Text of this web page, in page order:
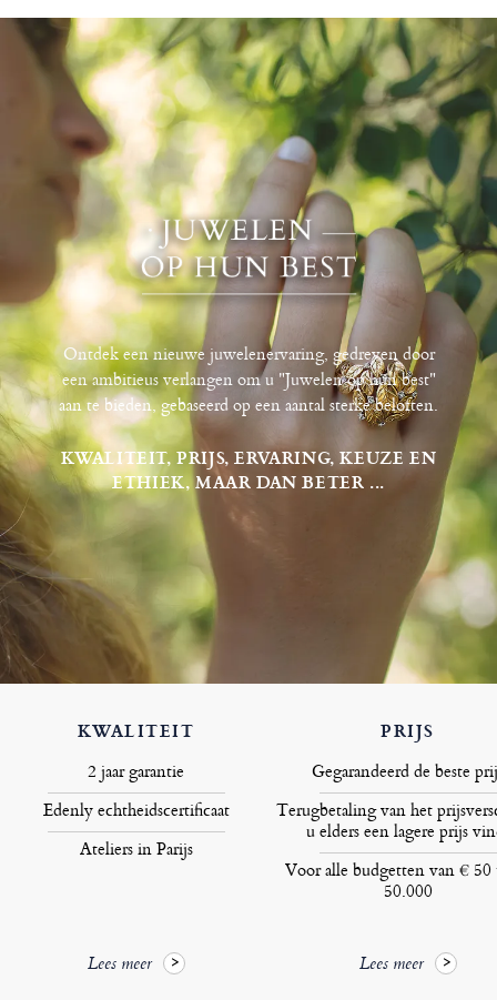
Ontdek een nieuwe juwelenervaring, gedreven door
een ambitieus verlangen om u "Juwelen op hun best"
aan te bieden, gebaseerd op een aantal sterke beloften.
KWALITEIT, PRIJS, ERVARING, KEUZE EN
ETHIEK, MAAR DAN BETER ...
KWALITEIT
2 jaar garantie
Edenly echtheidscertificaat
Ateliers in Parijs
Lees meer
PRIJS
Gegarandeerd de beste
Terugbetaling van het
u elders een lagere prijs
Voor alle budgetten van €
50.000
Lees meer